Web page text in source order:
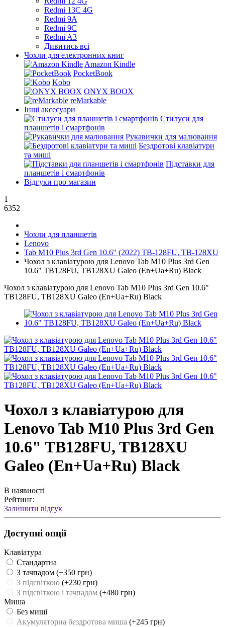
Redmi 13C 4G
Redmi 9A
Redmi 9C
Redmi A3
Дивитись всі
Чохли для електронних книг
Amazon Kindle
PocketBook
Kobo
ONYX BOOX
reMarkable
Інші аксесуари
Стилуси для
планшетів і смартфонів
Рукавички для малювання
Бездротові клавіатури
та миші
Підставки для
планшетів і смартфонів
Відгуки про магазин
1
6352
Чохли для планшетів
Lenovo
Tab M10 Plus 3rd Gen 10.6" (2022) TB-128FU, TB-128XU
Чохол з клавіатурою для Lenovo Tab M10 Plus 3rd Gen
10.6" TB128FU, TB128XU Galeo (En+Ua+Ru) Black
Чохол з клавіатурою для Lenovo Tab M10 Plus 3rd Gen 10.6"
TB128FU, TB128XU Galeo (En+Ua+Ru) Black
Чохол з клавіатурою для
Lenovo Tab M10 Plus 3rd Gen
10.6" TB128FU, TB128XU
Galeo (En+Ua+Ru) Black
В наявності
Рейтинг:
Залишити відгук
Доступні опції
Клавіатура
Стандартна
З тачпадом (+350 грн)
З підсвіткою (+230 грн)
З підсвіткою і тачпадом (+480 грн)
Миша
Без миші
Акумуляторна бездротова миша (+245 грн)